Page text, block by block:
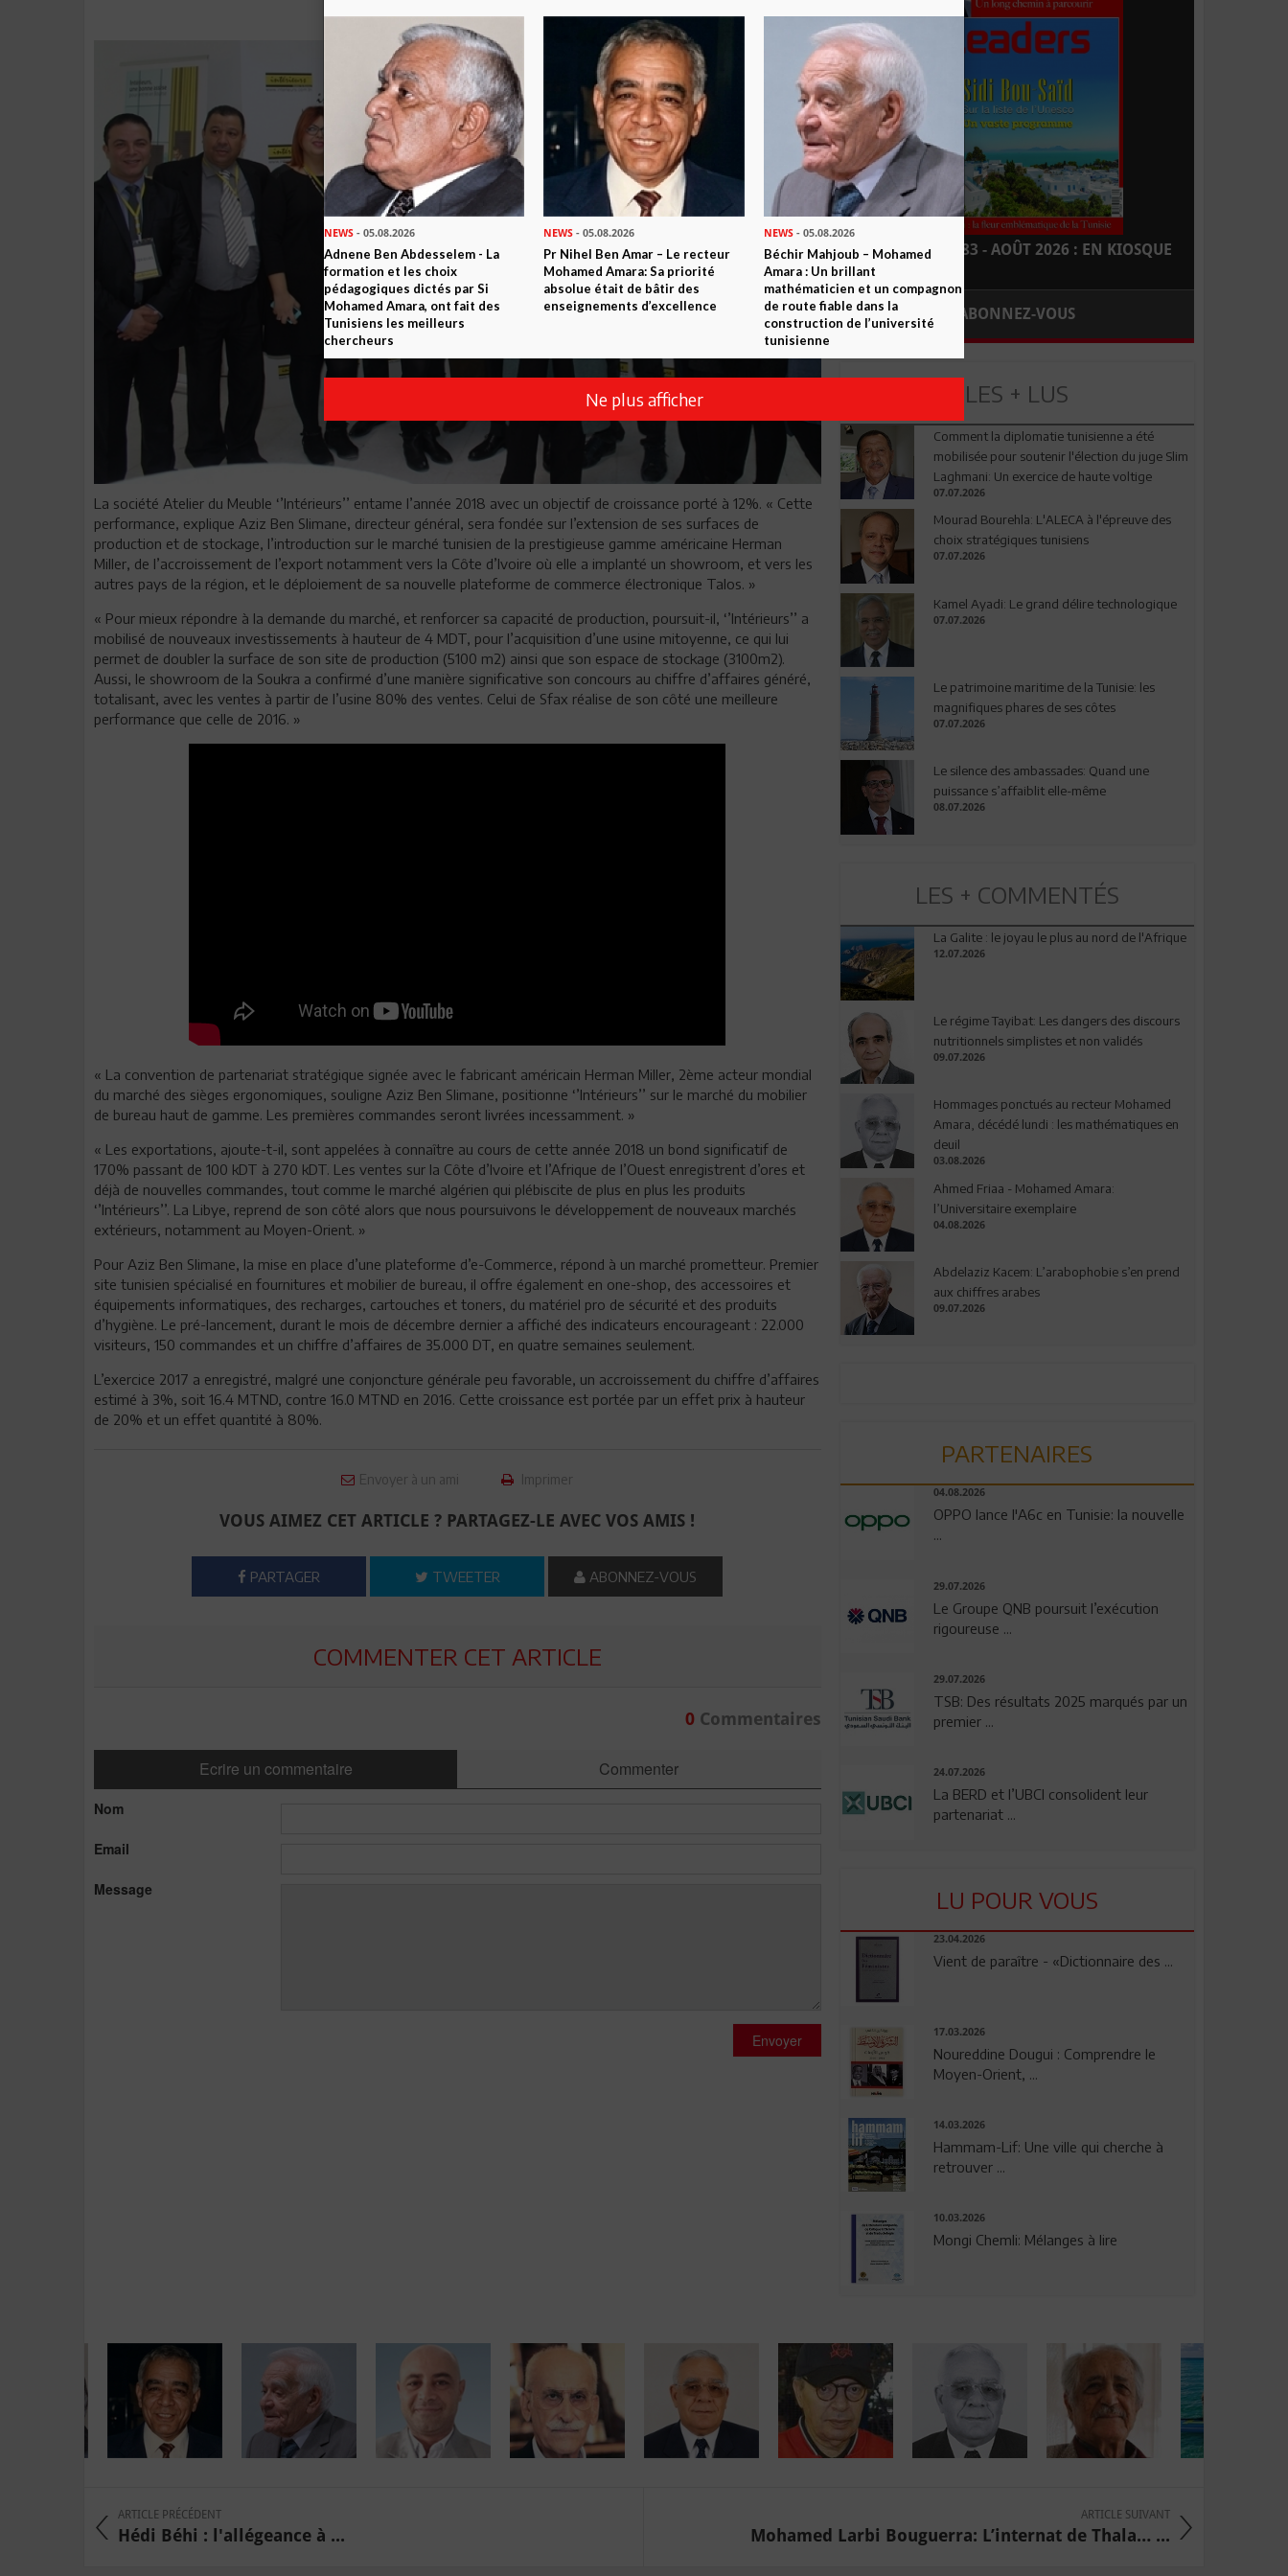
La société Atelier du Meuble ‘’Intérieurs’’ entame l’année 2018 avec un objectif de croissance porté à 12%. « Cette
performance, explique Aziz Ben Slimane, directeur général, sera fondée sur l’extension de ses surfaces de
production et de stockage, l’introduction sur le marché tunisien de la prestigieuse gamme américaine Herman
Miller, de l’accroissement de l’export notamment vers la Côte d’Ivoire où elle a implanté un showroom, et vers les
autres pays de la région, et le déploiement de sa nouvelle plateforme de commerce électronique Talos. »
« Pour mieux répondre à la demande du marché, et renforcer sa capacité de production, poursuit-il, ‘’Intérieurs’’ a
mobilisé de nouveaux investissements à hauteur de 4 MDT, pour l’acquisition d’une usine mitoyenne, ce qui lui
permet de doubler la surface de son site de production (5100 m2) ainsi que son espace de stockage (3100m2).
Aussi, le showroom de la Soukra a confirmé d’une manière significative son concours au chiffre d’affaires généré,
totalisant, avec les ventes à partir de l’usine 80% des ventes. Celui de Sfax réalise de son côté une meilleure
performance que celle de 2016. »
« La convention de partenariat stratégique signée avec le fabricant américain Herman Miller, 2ème acteur mondial
du marché des sièges ergonomiques, souligne Aziz Ben Slimane, positionne ‘’Intérieurs’’ sur le marché du mobilier
de bureau haut de gamme. Les premières commandes seront livrées incessamment. »
« Les exportations, ajoute-t-il, sont appelées à connaître au cours de cette année 2018 un bond significatif de
170% passant de 100 kDT à 270 kDT. Les ventes sur la Côte d’Ivoire et l’Afrique de l’Ouest enregistrent d’ores et
déjà de nouvelles commandes, tout comme le marché algérien qui plébiscite de plus en plus les produits
‘’Intérieurs’’. La Libye, reprend de son côté alors que nous poursuivons le développement de nouveaux marchés
extérieurs, notamment au Moyen-Orient. »
Pour Aziz Ben Slimane, la mise en place d’une plateforme d’e-Commerce, répond à un marché prometteur. Premier
site tunisien spécialisé en fournitures et mobilier de bureau, il offre également en one-shop, des accessoires et
équipements informatiques, des recharges, cartouches et toners, du matériel pro de sécurité et des produits
d’hygiène. Le pré-lancement, durant le mois de décembre dernier a affiché des indicateurs encourageant : 22.000
visiteurs, 150 commandes et un chiffre d’affaires de 35.000 DT, en quatre semaines seulement.
L’exercice 2017 a enregistré, malgré une conjoncture générale peu favorable, un accroissement du chiffre d’affaires
estimé à 3%, soit 16.4 MTND, contre 16.0 MTND en 2016. Cette croissance est portée par un effet prix à hauteur
de 20% et un effet quantité à 80%.
Envoyer à un ami Imprimer
VOUS AIMEZ CET ARTICLE ? PARTAGEZ-LE AVEC VOS AMIS !
PARTAGER TWEETER ABONNEZ-VOUS
COMMENTER CET ARTICLE
0Commentaires
Ecrire un commentaire Commenter
Nom
Email
Message
Envoyer
LEADERS N° 183 - AOÛT 2026 : EN KIOSQUE
ABONNEZ-VOUS
LES + LUS
Comment la diplomatie tunisienne a été
mobilisée pour soutenir l'élection du juge Slim
Laghmani: Un exercice de haute voltige
07.07.2026
Mourad Bourehla: L'ALECA à l'épreuve des
choix stratégiques tunisiens
07.07.2026
Kamel Ayadi: Le grand délire technologique
07.07.2026
Le patrimoine maritime de la Tunisie: les
magnifiques phares de ses côtes
07.07.2026
Le silence des ambassades: Quand une
puissance s’affaiblit elle-même
08.07.2026
LES + COMMENTÉS
La Galite : le joyau le plus au nord de l'Afrique
12.07.2026
Le régime Tayibat: Les dangers des discours
nutritionnels simplistes et non validés
09.07.2026
Hommages ponctués au recteur Mohamed
Amara, décédé lundi : les mathématiques en
deuil
03.08.2026
Ahmed Friaa - Mohamed Amara:
l’Universitaire exemplaire
04.08.2026
Abdelaziz Kacem: L’arabophobie s’en prend
aux chiffres arabes
09.07.2026
PARTENAIRES
04.08.2026
OPPO lance l'A6c en Tunisie: la nouvelle
...
29.07.2026
Le Groupe QNB poursuit l’exécution
rigoureuse ...
29.07.2026
TSB: Des résultats 2025 marqués par un
premier ...
24.07.2026
La BERD et l’UBCI consolident leur
partenariat ...
LU POUR VOUS
23.04.2026
Vient de paraître - «Dictionnaire des ...
17.03.2026
Noureddine Dougui : Comprendre le
Moyen-Orient, ...
14.03.2026
Hammam-Lif: Une ville qui cherche à
retrouver ...
10.03.2026
Mongi Chemli: Mélanges à lire
ARTICLE PRÉCÉDENT
Hédi Béhi : l'allégeance à ...
ARTICLE SUIVANT
Mohamed Larbi Bouguerra: L’internat de Thala… ...
NEWS - 05.08.2026
Adnene Ben Abdesselem - La
formation et les choix
pédagogiques dictés par Si
Mohamed Amara, ont fait des
Tunisiens les meilleurs
chercheurs
NEWS - 05.08.2026
Pr Nihel Ben Amar – Le recteur
Mohamed Amara: Sa priorité
absolue était de bâtir des
enseignements d’excellence
NEWS- 05.08.2026
Béchir Mahjoub – Mohamed
Amara : Un brillant
mathématicien et un compagnon
de route fiable dans la
construction de l’université
tunisienne
Ne plus afficher